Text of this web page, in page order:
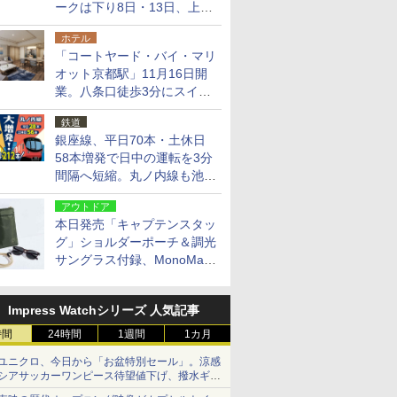
ークは下り8日・13日、上り
14日・15日
ホテル
「コートヤード・バイ・マリ
オット京都駅」11月16日開
業。八条口徒歩3分にスイー
ト含む全270室、ダイニング
も併設
鉄道
銀座線、平日70本・土休日
58本増発で日中の運転を3分
間隔へ短縮。丸ノ内線も池袋
～中野坂上を4分間隔に
アウトドア
本日発売「キャプテンスタッ
グ」ショルダーポーチ＆調光
サングラス付録、MonoMax
Impress Watchシリーズ 人気記事
24時間 1週間 1カ月
ニクロ、今日から「お盆特別セール」。涼感
アサッカーワンピース待望値下げ、撥水ギア
ョーツは1990円に